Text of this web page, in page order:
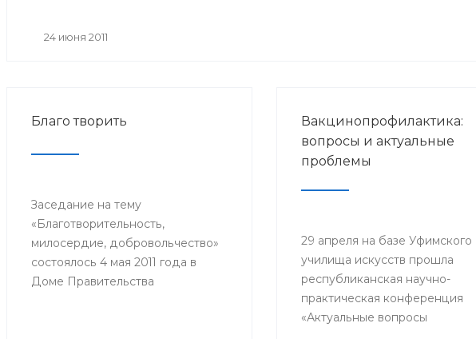
24 июня 2011
Благо творить
Заседание на тему
«Благотворительность,
милосердие, добровольчество»
состоялось 4 мая 2011 года в
Доме Правительства
Вакцинопрофилактика:
вопросы и актуальные
проблемы
29 апреля на базе Уфимского
училища искусств прошла
республиканская научно-
практическая конференция
«Актуальные вопросы